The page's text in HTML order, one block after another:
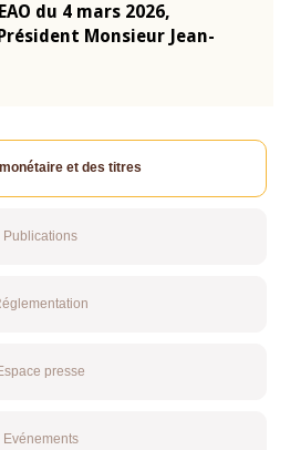
du 4 mars 2026,
Monsieur Jean-
et des titres
Publications
presse
Evénements